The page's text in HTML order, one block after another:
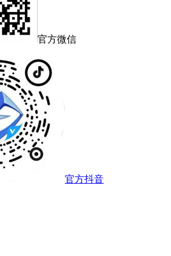
官方微信
官方抖音